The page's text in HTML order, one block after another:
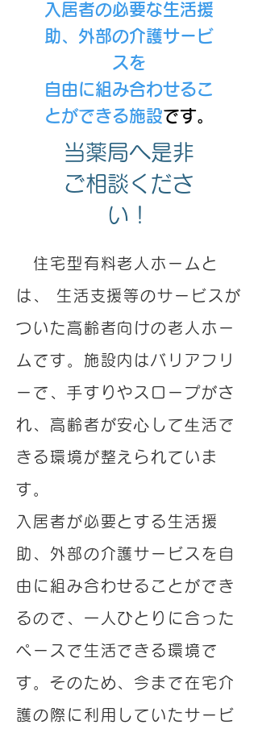
入 居者の必要な生活援
助、外部の介護サービ
スを
自由に組み合わせるこ
とができる施設です。
当薬局へ是非
ご相談くださ
い！
住宅型有料老人ホームと
は、 生活支援等のサービスが
ついた高齢者向けの老人ホー
ムです。 施設内はバリアフリ
ーで、⼿すりやスロープがさ
れ、高齢者が安⼼して⽣活で
きる環境が整えられていま
す。
入居者が必要とする生活援
助、外部の介護サービスを自
由に組み合わせることができ
るので、一人ひとりに合った
ペースで生活できる環境で
す。 そのため、今まで在宅介
護の際に利用していたサービ